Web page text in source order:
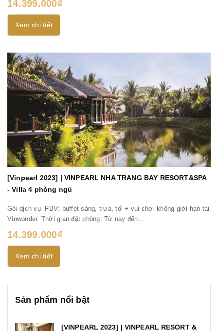
14.399.000₫
Xem chi tiết
[Vinpearl 2023] | VINPEARL NHA TRANG BAY RESORT&SPA
- Villa 4 phòng ngủ
Gói dịch vụ FBV: buffet sáng, trưa, tối + vui chơi không giới hạn tại
Vinwonder. Thời gian đặt phòng: Từ nay đến...
14.399.000₫
Xem chi tiết
Sản phẩm nổi bật
[VINPEARL 2023] | VINPEARL RESORT &